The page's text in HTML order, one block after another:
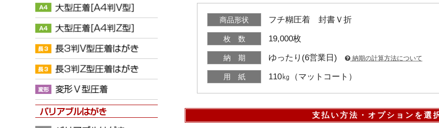
商品形状 フチ糊圧着 封書Ｖ折
枚 数 19,000枚
納 期 ゆったり(6営業日) 納期の計算方法について
用 紙 110㎏（マットコート）
支払い方法・オプションを選